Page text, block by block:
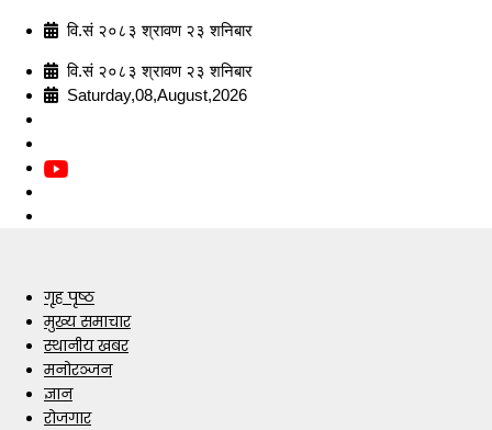
वि.सं २०८३ श्रावण २३ शनिबार
वि.सं २०८३ श्रावण २३ शनिबार
Saturday,08,August,2026
गृह पृष्ठ
मुख्य समाचार
स्थानीय खबर
मनोरञ्जन
ज्ञान
रोजगार